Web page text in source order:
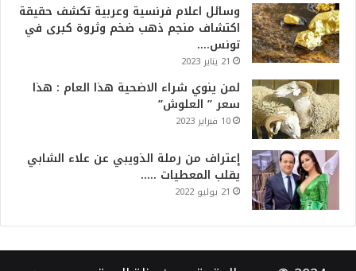
وسائل اعلام فرنسية وعربية تكشف حقيقة
اكتشاف منجم ذهب ضخم وثروة كبرى في
تونس….
21 يناير 2023
لمن ينوي شراء الاضحية هذا العام : هذا
سعر ” العلوش”
10 فبراير 2023
إعتراف من رملة الذويبي عن علاء الشابي
يقلب المعطيات …..
21 يوليو 2022